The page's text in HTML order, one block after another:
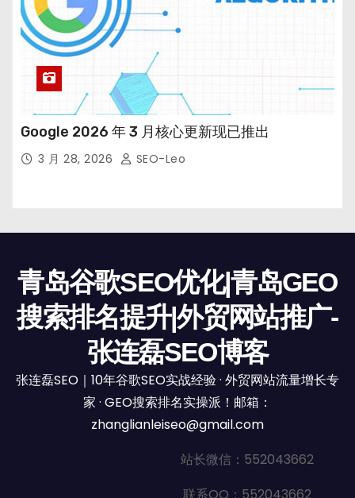
Google 2026 年 3 月核心更新现已推出
3 月 28, 2026 SEO-Leo
青岛谷歌SEO优化|青岛GEO
搜索排名提升|外贸网站推广-
张连磊SEO博客
张连磊SEO｜10年谷歌SEO实战经验 · 外贸网站流量增长专
家 · GEO搜索排名实操派！邮箱：
zhanglianleiseo@gmail.com
站长微信：552043662